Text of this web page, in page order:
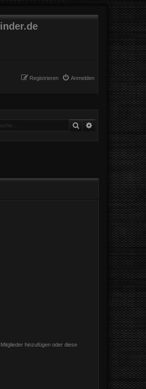
Anmelden
Registrieren
Suche Erweiterte Suche
hinzufügen oder diese